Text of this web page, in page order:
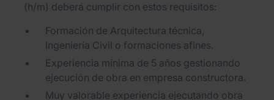
(h/m) deberá cumplir con estos requisitos:
Formación de Arquitectura técnica,
Ingeniería Civil o formaciones afines.
Experiencia mínima de 5 años gestionando
ejecución de obra en empresa constructora.
Muy valorable experiencia ejecutando obra